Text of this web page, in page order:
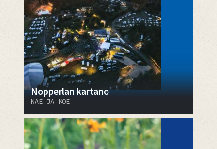
Nopperlan kartano
NÄE JA KOE